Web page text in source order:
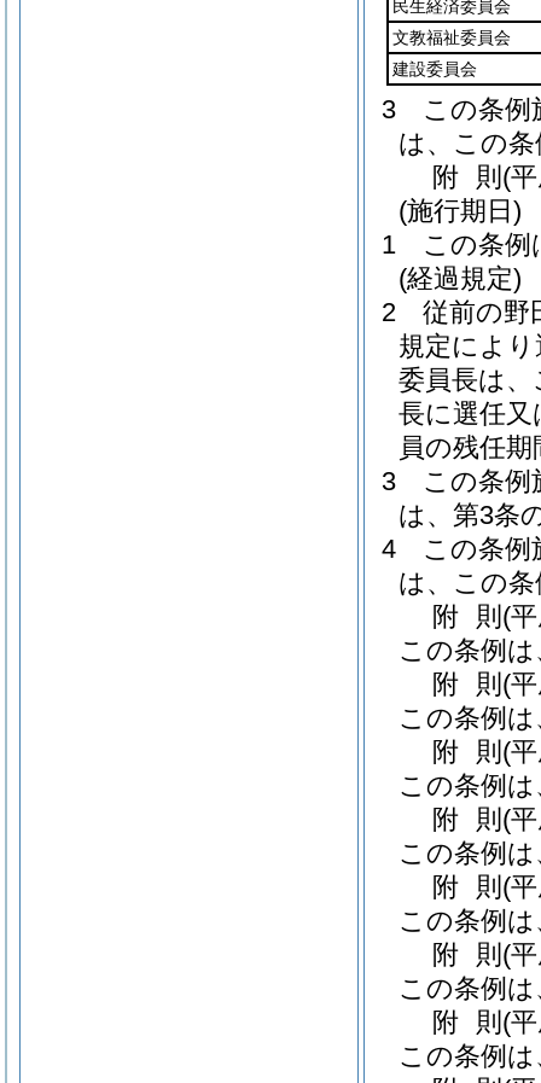
民生経済委員会
文教福祉委員会
建設委員会
3
この条例
は、この
附 則 (
(施行期日)
1
この条例
(経過規定)
2
従前の野
規定によ
委員長は
長に選任
員の残任
3
この条例
は、第3条
4
この条例
は、この
附 則 (
この条例
附 則 (
この条例
附 則 (
この条例
附 則 (
この条例
附 則 (
この条例
附 則 (
この条例
附 則 (
この条例